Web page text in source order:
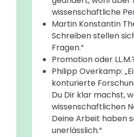
wissenschaftliche
Martin Konstantin
Schreiben stellen
Fragen.“
Promotion oder
Philipp Overkamp:
konturierte
Du Dir klar machst,
wissenschaftlichen
Deine Arbeit haben
unerlässlich.“